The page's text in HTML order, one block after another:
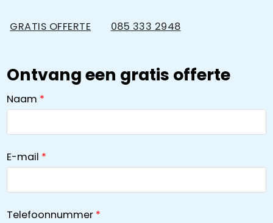
GRATIS OFFERTE 085 333 2948
Ontvang een gratis offerte
Naam
E-mail
Telefoonnummer